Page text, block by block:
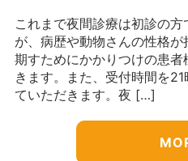
これまで夜間診療は初診の
が、病歴や動物さんの性格
期すためにかかりつけの患
きます。また、受付時間を
ていただきます。夜 […]